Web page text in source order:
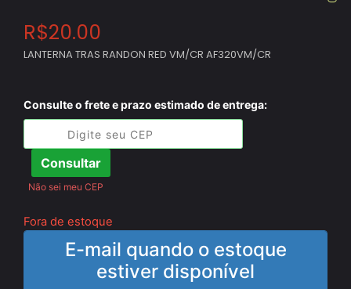
R$20.00
LANTERNA TRAS RANDON RED VM/CR AF320VM/CR
Consulte o frete e prazo estimado de entrega:
Consultar
Não sei meu CEP
Fora de estoque
E-mail quando o estoque
estiver disponível